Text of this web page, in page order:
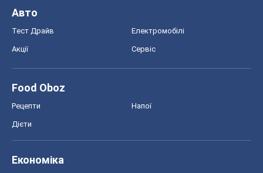
Авто
Тест Драйв Електромобілі
Акції Сервіс
Food Oboz
Рецепти Напої
Дієти
Економіка